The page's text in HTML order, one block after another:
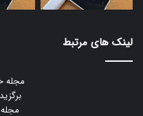
لینک های مرتبط
مجله